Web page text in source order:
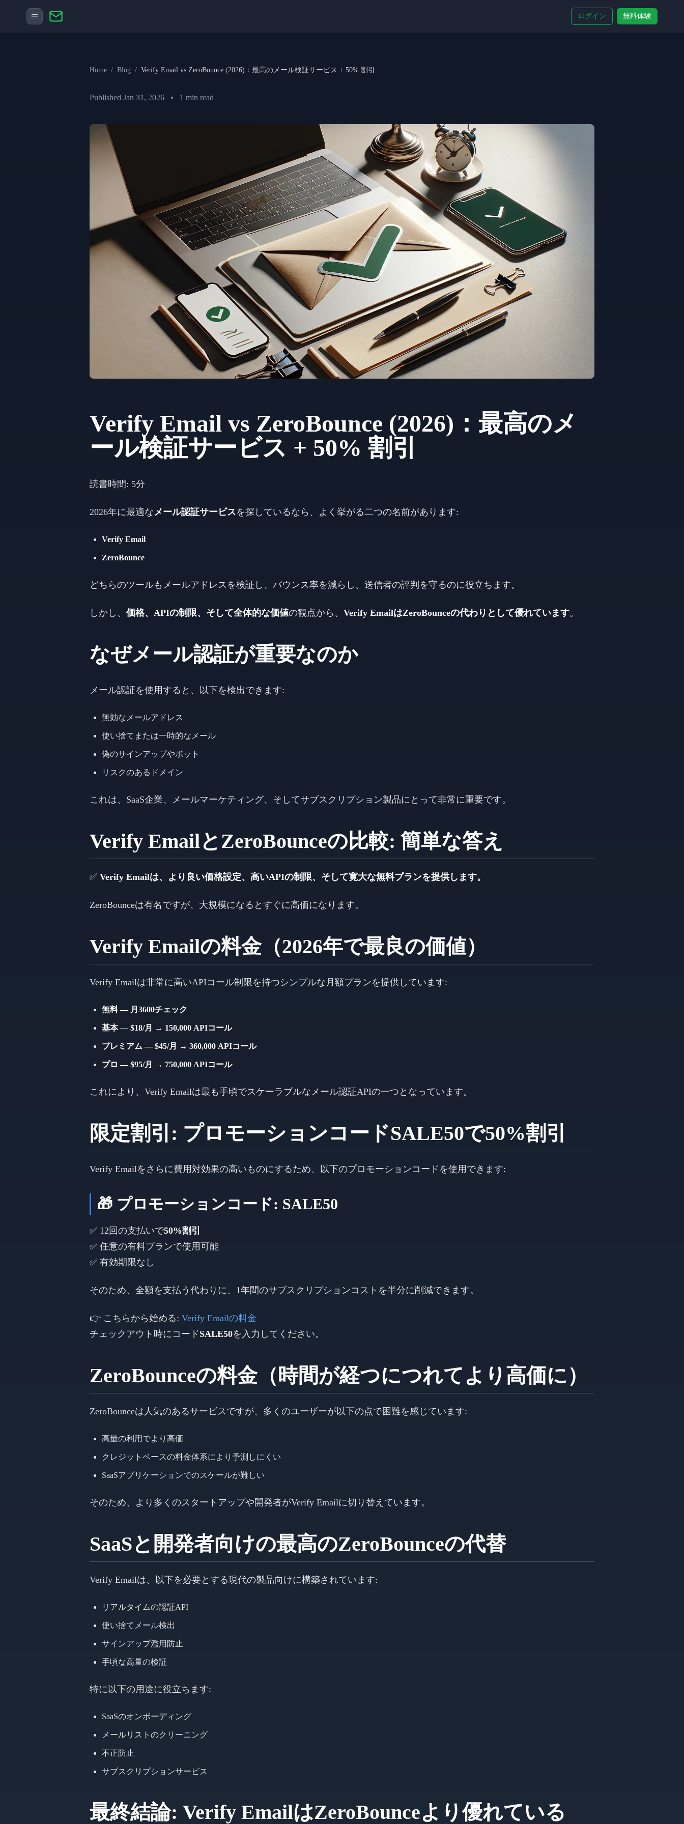
ログイン 無料体験
Home / Blog / Verify Email vs ZeroBounce (2026)：最高のメール検証サービス + 50% 割引
Published Jan 31, 2026 • 1 min read
Verify Email vs ZeroBounce (2026)：最高のメ
ール検証サービス + 50% 割引
読書時間: 5分
2026年に最適なメール認証サービスを探しているなら、よく挙がる二つの名前があります:
Verify Email
ZeroBounce
どちらのツールもメールアドレスを検証し、バウンス率を減らし、送信者の評判を守るのに役立ちます。
しかし、 価格、APIの制限、そして全体的な価値の観点から、 Verify EmailはZeroBounceの代わりとして優れています。
なぜメール認証が重要なのか
メール認証を使用すると、以下を検出できます:
無効なメールアドレス
使い捨てまたは一時的なメール
偽のサインアップやボット
リスクのあるドメイン
これは、SaaS企業、メールマーケティング、そしてサブスクリプション製品にとって非常に重要です。
Verify EmailとZeroBounceの比較: 簡単な答え
✅ Verify Emailは、より良い価格設定、高いAPIの制限、そして寛大な無料プランを提供します。
ZeroBounceは有名ですが、大規模になるとすぐに高価になります。
Verify Emailの料金（2026年で最良の価値）
Verify Emailは非常に高いAPIコール制限を持つシンプルな月額プランを提供しています:
無料 — 月3600チェック
基本 — $18/月 → 150,000 APIコール
プレミアム — $45/月 → 360,000 APIコール
プロ — $95/月 → 750,000 APIコール
これにより、Verify Emailは最も手頃でスケーラブルなメール認証APIの一つとなっています。
限定割引: プロモーションコードSALE50で50%割引
Verify Emailをさらに費用対効果の高いものにするため、以下のプロモーションコードを使用できます:
🎁 プロモーションコード: SALE50
✅ 12回の支払いで50%割引
✅ 任意の有料プランで使用可能
✅ 有効期限なし
そのため、全額を支払う代わりに、1年間のサブスクリプションコストを半分に削減できます。
👉 こちらから始める: Verify Emailの料金
チェックアウト時にコードSALE50を入力してください。
ZeroBounceの料金（時間が経つにつれてより高価に）
ZeroBounceは人気のあるサービスですが、多くのユーザーが以下の点で困難を感じています:
高量の利用でより高価
クレジットベースの料金体系により予測しにくい
SaaSアプリケーションでのスケールが難しい
そのため、より多くのスタートアップや開発者がVerify Emailに切り替えています。
SaaSと開発者向けの最高のZeroBounceの代替
Verify Emailは、以下を必要とする現代の製品向けに構築されています:
リアルタイムの認証API
使い捨てメール検出
サインアップ濫用防止
手頃な高量の検証
特に以下の用途に役立ちます:
SaaSのオンボーディング
メールリストのクリーニング
不正防止
サブスクリプションサービス
最終結論: Verify EmailはZeroBounceより優れている